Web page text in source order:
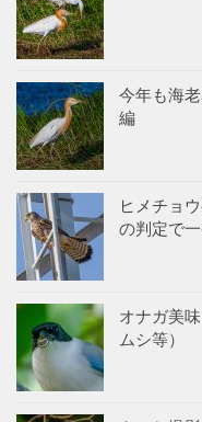
今年も海
編
ヒメチョ
の判定で一
オナガ美
ムシ等）